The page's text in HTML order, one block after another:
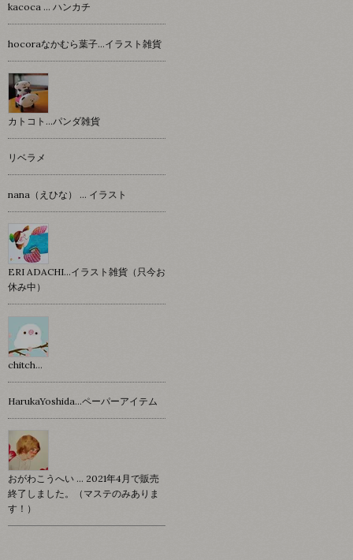
kacoca ... ハンカチ
hocoraなかむら葉子…イラスト雑貨
カトコト…パンダ雑貨
リベラメ
nana（えひな） … イラスト
ERI ADACHI...イラスト雑貨（只今お
休み中）
chitch…
HarukaYoshida…ペーパーアイテム
おがわこうへい … 2021年4月で販売
終了しました。（マステのみありま
す！）